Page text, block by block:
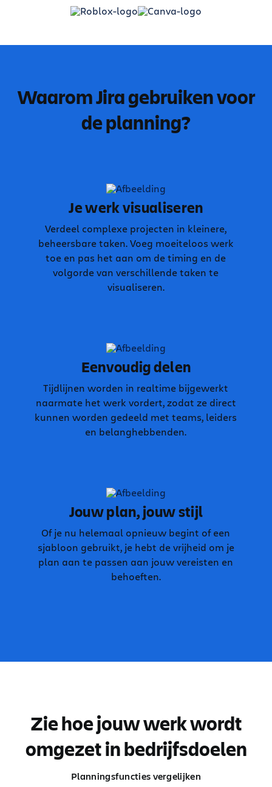
Waarom Jira gebruiken voor
de planning?
Je werk visualiseren
Verdeel complexe projecten in kleinere,
beheersbare taken. Voeg moeiteloos werk
toe en pas het aan om de timing en de
volgorde van verschillende taken te
visualiseren.
Eenvoudig delen
Tijdlijnen worden in realtime bijgewerkt
naarmate het werk vordert, zodat ze direct
kunnen worden gedeeld met teams, leiders
en belanghebbenden.
Jouw plan, jouw stijl
Of je nu helemaal opnieuw begint of een
sjabloon gebruikt, je hebt de vrijheid om je
plan aan te passen aan jouw vereisten en
behoeften.
Zie hoe jouw werk wordt
omgezet in bedrijfsdoelen
Planningsfuncties vergelijken